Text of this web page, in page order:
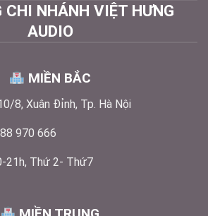
CHI NHÁNH VIỆT HƯNG
AUDIO
MIỀN BẮC
8, Xuân Đỉnh, Tp. Hà Nội
970 666
21h, Thứ 2- Thứ7